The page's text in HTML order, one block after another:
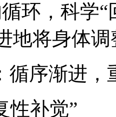
环，科学
地将身体
循序渐进，
性补觉”